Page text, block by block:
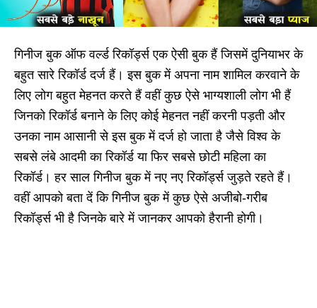
गिनीज बुक ऑफ वर्ल्ड रिकॉर्ड्स एक ऐसी बुक हैं जिसमें दुनियाभर के
बहुत सारे रिकॉर्ड दर्ज हैं। इस बुक में अपना नाम शामिल करवाने के
लिए लोग बहुत मेहनत करते हैं वहीं कुछ ऐसे भाग्यशाली लोग भी हैं
जिनको रिकॉर्ड बनाने के लिए कोई मेहनत नहीं करनी पड़ती और
उनका नाम आसानी से इस बुक में दर्ज हो जाता है जैसे विश्व के
सबसे लंबे आदमी का रिकॉर्ड या फिर सबसे छोटी महिला का
रिकॉर्ड। हर साल गिनीज बुक में नए नए रिकॉर्ड्स जुड़ते रहते हैं।
वहीं आपको बता दें कि गिनीज बुक में कुछ ऐसे अजीबो-गरीब
रिकॉर्ड्स भी है जिनके बारे में जानकर आपको हैरानी होगी।